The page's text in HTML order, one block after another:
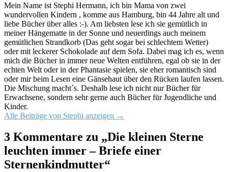
Mein Name ist Stephi Hermann, ich bin Mama von zwei
wundervollen Kindern , komme aus Hamburg, bin 44 Jahre alt und
liebe Bücher über alles :-). Am liebsten lese ich sie gemütlich in
meiner Hängematte in der Sonne und neuerdings auch meinem
gemütlichen Strandkorb (Das geht sogar bei schlechtem Wetter)
oder mit leckerer Schokolade auf dem Sofa. Dabei mag ich es, wenn
mich die Bücher in immer neue Welten entführen, egal ob sie in der
echten Welt oder in der Phantasie spielen, sie eher romantisch sind
oder mir beim Lesen eine Gänsehaut über den Rücken laufen lassen.
Die Mischung macht´s. Deshalb lese ich nicht nur Bücher für
Erwachsene, sondern sehr gerne auch Bücher für Jugendliche und
Kinder.
Alle Beiträge von Stephi anzeigen →
3 Kommentare zu „Die kleinen Sterne
leuchten immer – Briefe einer
Sternenkindmutter“